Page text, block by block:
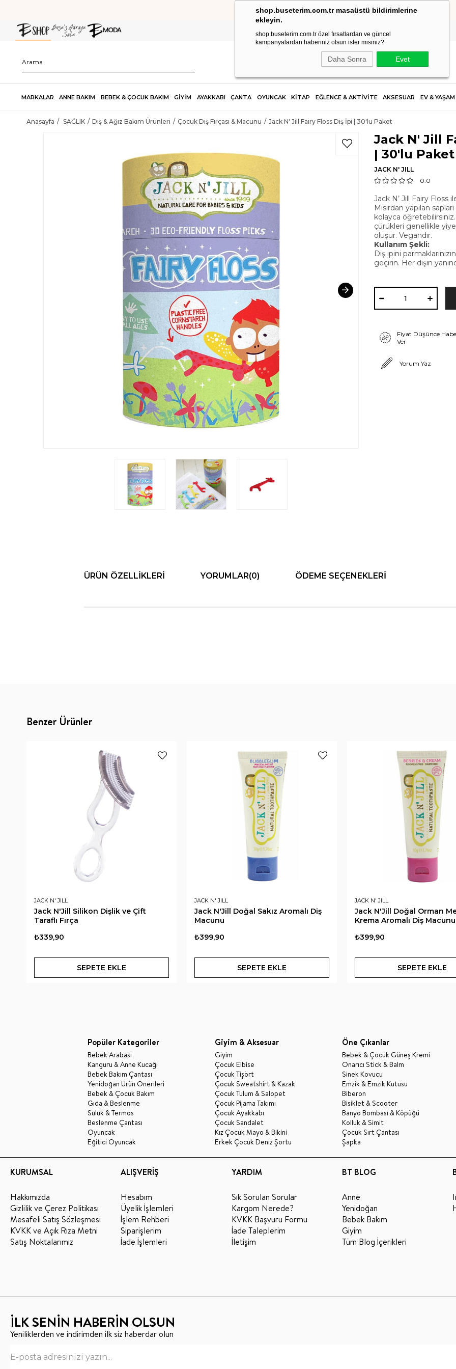
shop.buseterim.com.tr masaüstü bildirimlerine
ekleyin.
shop.buseterim.com.tr özel fırsatlardan ve güncel
kampanyalardan haberiniz olsun ister misiniz?
Daha Sonra Evet
HIZLI KARGO
MARKALAR ANNE BAKIM BEBEK & ÇOCUK BAKIM GİYİM AYAKKABI ÇANTA OYUNCAK KİTAP EĞLENCE & AKTİVİTE AKSESUAR EV & YAŞAM
Anasayfa SAĞLIK Diş & Ağız Bakım Ürünleri Çocuk Diş Fırçası & Macunu Jack N' Jill Fairy Floss Diş İpi | 30'lu Paket
Jack N' Jill
| 30'lu Paket
JACK N' JILL
0.0
Jack N’ Jill Fairy Floss
Mısırdan yapılan
kolayca
çürükleri genellikle
oluşur. Vegandır.
Kullanım Şekli:
Diş ipini
geçirin. Her dişin
Fiyat Düşünce
Ver
Yorum Yaz
ÜRÜN ÖZELLIKLERI YORUMLAR(0) ÖDEME SEÇENEKLERI
Benzer Ürünler
JACK N' JILL
Jack N'Jill Silikon Dişlik ve Çift
Taraflı Fırça
₺339,90
SEPETE EKLE
JACK N' JILL
Jack N'Jill Doğal Sakız Aromalı Diş
Macunu
₺399,90
SEPETE EKLE
JACK N' JILL
Jack N'Jill Doğal Orman
Krema Aromalı Diş Macunu
₺399,90
SEPETE EKLE
Popüler Kategoriler
Bebek Arabası
Kanguru & Anne Kucağı
Bebek Bakım Çantası
Yenidoğan Ürün Önerileri
Bebek & Çocuk Bakım
Gıda & Beslenme
Suluk & Termos
Beslenme Çantası
Oyuncak
Eğitici Oyuncak
Giyim & Aksesuar
Giyim
Çocuk Elbise
Çocuk Tişört
Çocuk Sweatshirt & Kazak
Çocuk Tulum & Salopet
Çocuk Pijama Takımı
Çocuk Ayakkabı
Çocuk Sandalet
Kız Çocuk Mayo & Bikini
Erkek Çocuk Deniz Şortu
Öne Çıkanlar
Bebek & Çocuk Güneş Kremi
Onarıcı Stick & Balm
Sinek Kovucu
Emzik & Emzik Kutusu
Biberon
Bisiklet & Scooter
Banyo Bombası & Köpüğü
Kolluk & Simit
Çocuk Sırt Çantası
Şapka
KURUMSAL
Hakkımızda
Gizlilik ve Çerez Politikası
Mesafeli Satış Sözleşmesi
KVKK ve Açık Rıza Metni
Satış Noktalarımız
ALIŞVERİŞ
Hesabım
Üyelik İşlemleri
İşlem Rehberi
Siparişlerim
İade İşlemleri
YARDIM
Sık Sorulan Sorular
Kargom Nerede?
KVKK Başvuru Formu
İade Taleplerim
İletişim
BT BLOG
Anne
Yenidoğan
Bebek Bakım
Giyim
Tüm Blog İçerikleri
İLK SENİN HABERİN OLSUN
Yeniliklerden ve indirimden ilk siz haberdar olun